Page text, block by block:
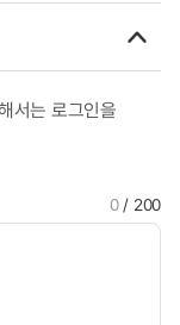
서는 로그인을
0/ 200